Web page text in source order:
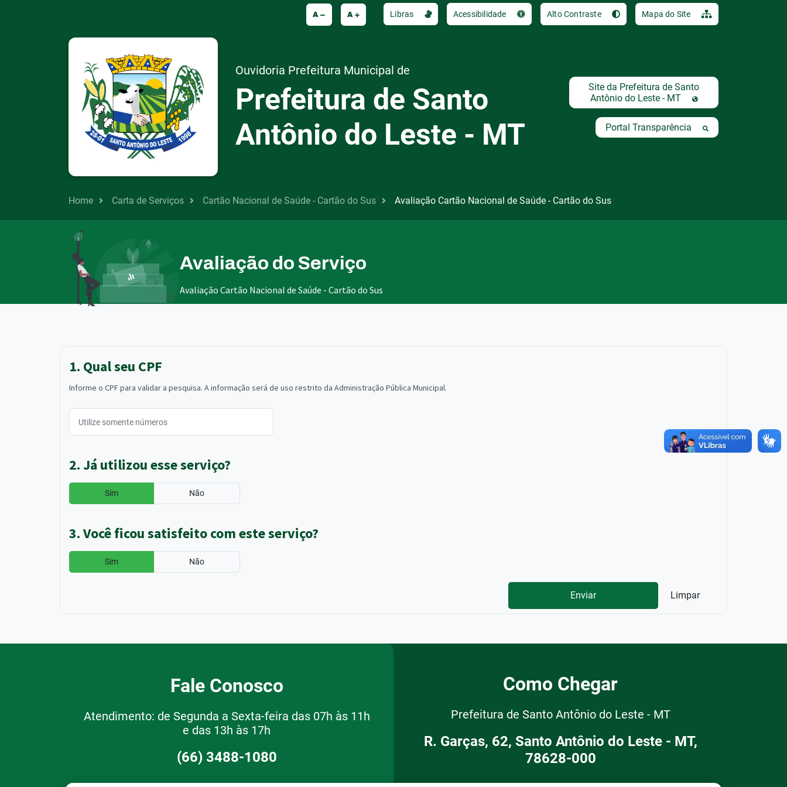
A A Libras Acessibilidade Alto Contraste Mapa do Site
Ouvidoria Prefeitura Municipal de
Prefeitura de Santo
Antônio do Leste - MT
Site da Prefeitura de Santo
Antônio do Leste - MT
Portal Transparência
Home Carta de Serviços Cartão Nacional de Saúde - Cartão do Sus Avaliação Cartão Nacional de Saúde - Cartão do Sus
Avaliação do Serviço
Avaliação Cartão Nacional de Saúde - Cartão do Sus
1. Qual seu CPF
Informe o CPF para validar a pesquisa. A informação será de uso restrito da Administração Pública Municipal.
2. Já utilizou esse serviço?
Sim Não
3. Você ficou satisfeito com este serviço?
Sim Não
Enviar Limpar
Fale Conosco
Atendimento: de Segunda a Sexta-feira das 07h às 11h
e das 13h às 17h
(66) 3488-1080
Como Chegar
Prefeitura de Santo Antônio do Leste - MT
R. Garças, 62, Santo Antônio do Leste - MT,
78628-000